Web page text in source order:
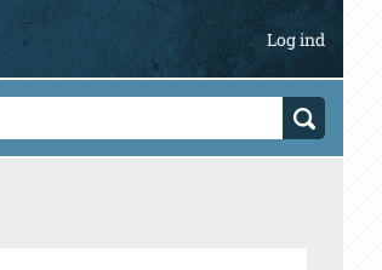
Log ind